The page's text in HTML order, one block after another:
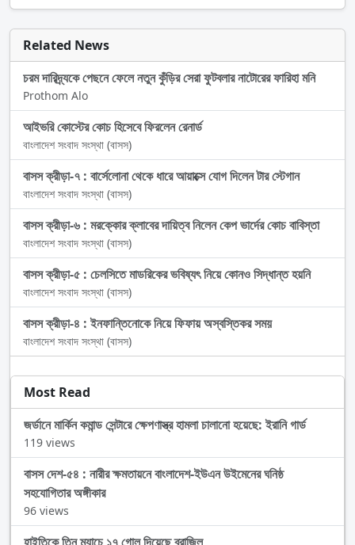
Related News
চরম দারিদ্র্যকে পেছনে ফেলে নতুন কুঁড়ির সেরা ফুটবলার নাটোরের ফারিহা মনি
Prothom Alo
আইভরি কোস্টের কোচ হিসেবে ফিরলেন রেনার্ড
বাংলাদেশ সংবাদ সংস্থা (বাসস)
বাসস ক্রীড়া-৭ : বার্সেলোনা থেকে ধারে আয়াক্সে যোগ দিলেন টার স্টেগান
বাংলাদেশ সংবাদ সংস্থা (বাসস)
বাসস ক্রীড়া-৬ : মরক্কোর ক্লাবের দায়িত্ব নিলেন কেপ ভার্দের কোচ বাবিস্তা
বাংলাদেশ সংবাদ সংস্থা (বাসস)
বাসস ক্রীড়া-৫ : চেলসিতে মাডরিকের ভবিষ্যৎ নিয়ে কোনও সিদ্ধান্ত হয়নি
বাংলাদেশ সংবাদ সংস্থা (বাসস)
বাসস ক্রীড়া-৪ : ইনফান্তিনোকে নিয়ে ফিফায় অস্বস্তিকর সময়
বাংলাদেশ সংবাদ সংস্থা (বাসস)
Most Read
জর্ডানে মার্কিন কমান্ড সেন্টারে ক্ষেপণাস্ত্র হামলা চালানো হয়েছে: ইরানি গার্ড
119 views
বাসস দেশ-৫৪ : নারীর ক্ষমতায়নে বাংলাদেশ-ইউএন উইমেনের ঘনিষ্ঠ
সহযোগিতার অঙ্গীকার
96 views